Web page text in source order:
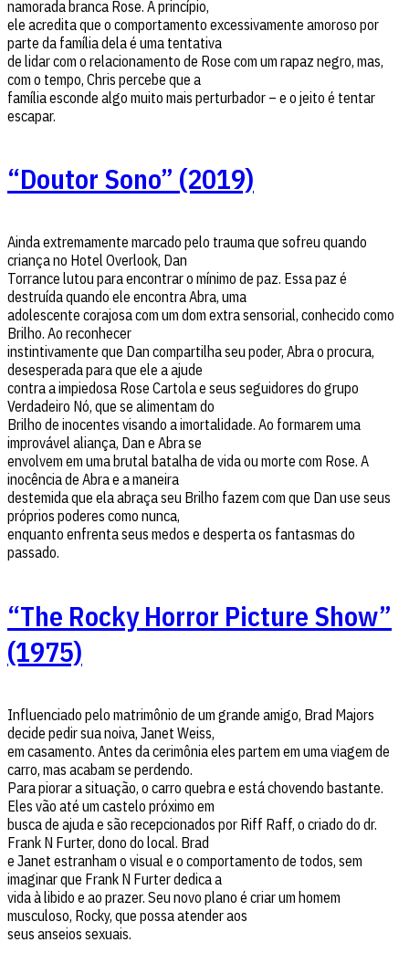
namorada branca Rose. A princípio,
ele acredita que o comportamento excessivamente amoroso por
parte da família dela é uma tentativa
de lidar com o relacionamento de Rose com um rapaz negro, mas,
com o tempo, Chris percebe que a
família esconde algo muito mais perturbador – e o jeito é tentar
escapar.
“Doutor Sono” (2019)
Ainda extremamente marcado pelo trauma que sofreu quando
criança no Hotel Overlook, Dan
Torrance lutou para encontrar o mínimo de paz. Essa paz é
destruída quando ele encontra Abra, uma
adolescente corajosa com um dom extra sensorial, conhecido como
Brilho. Ao reconhecer
instintivamente que Dan compartilha seu poder, Abra o procura,
desesperada para que ele a ajude
contra a impiedosa Rose Cartola e seus seguidores do grupo
Verdadeiro Nó, que se alimentam do
Brilho de inocentes visando a imortalidade. Ao formarem uma
improvável aliança, Dan e Abra se
envolvem em uma brutal batalha de vida ou morte com Rose. A
inocência de Abra e a maneira
destemida que ela abraça seu Brilho fazem com que Dan use seus
próprios poderes como nunca,
enquanto enfrenta seus medos e desperta os fantasmas do
passado.
“The Rocky Horror Picture Show”
(1975)
Influenciado pelo matrimônio de um grande amigo, Brad Majors
decide pedir sua noiva, Janet Weiss,
em casamento. Antes da cerimônia eles partem em uma viagem de
carro, mas acabam se perdendo.
Para piorar a situação, o carro quebra e está chovendo bastante.
Eles vão até um castelo próximo em
busca de ajuda e são recepcionados por Riff Raff, o criado do dr.
Frank N Furter, dono do local. Brad
e Janet estranham o visual e o comportamento de todos, sem
imaginar que Frank N Furter dedica a
vida à libido e ao prazer. Seu novo plano é criar um homem
musculoso, Rocky, que possa atender aos
seus anseios sexuais.